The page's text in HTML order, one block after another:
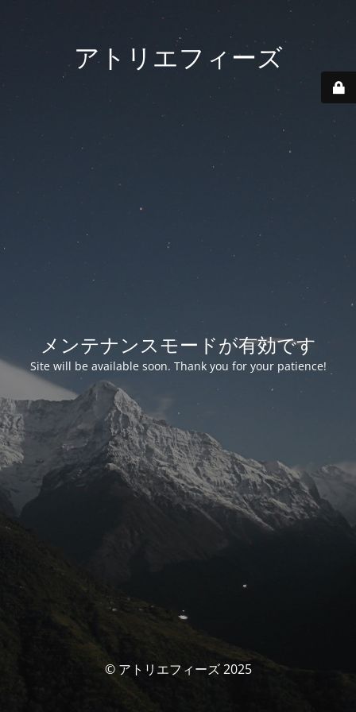
アトリエフィーズ
メンテナンスモードが有効です
Site will be available soon. Thank you for your patience!
© アトリエフィーズ 2025